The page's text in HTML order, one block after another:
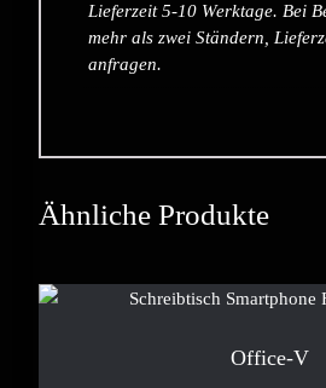
Lieferzeit 5-10 Werktage. Bei
mehr als zwei Ständern,
anfragen.
Ähnliche Produkte
Office-V